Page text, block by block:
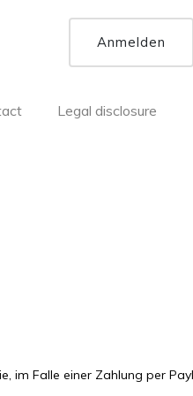
Anmelden
Legal disclosure
im Falle einer Zahlung per